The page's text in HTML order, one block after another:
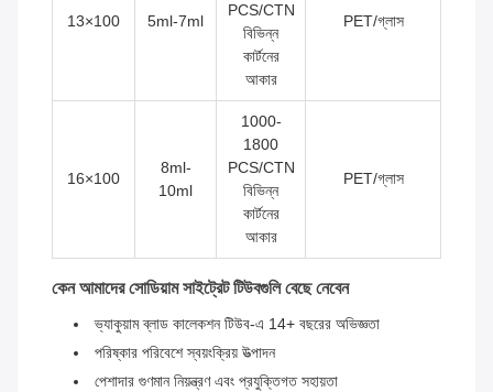
13×100 5ml-7ml
PCS/CTN
বিভিন্ন
কার্টনের
আকার
PET/গ্লাস
16×100
8ml-
10ml
1000-
1800
PCS/CTN
বিভিন্ন
কার্টনের
আকার
PET/গ্লাস
কেন আমাদের সোডিয়াম সাইট্রেট টিউবগুলি বেছে নেবেন
ভ্যাকুয়াম ব্লাড কালেকশন টিউব-এ 14+ বছরের অভিজ্ঞতা
পরিষ্কার পরিবেশে স্বয়ংক্রিয় উত্পাদন
পেশাদার গুণমান নিয়ন্ত্রণ এবং প্রযুক্তিগত সহায়তা